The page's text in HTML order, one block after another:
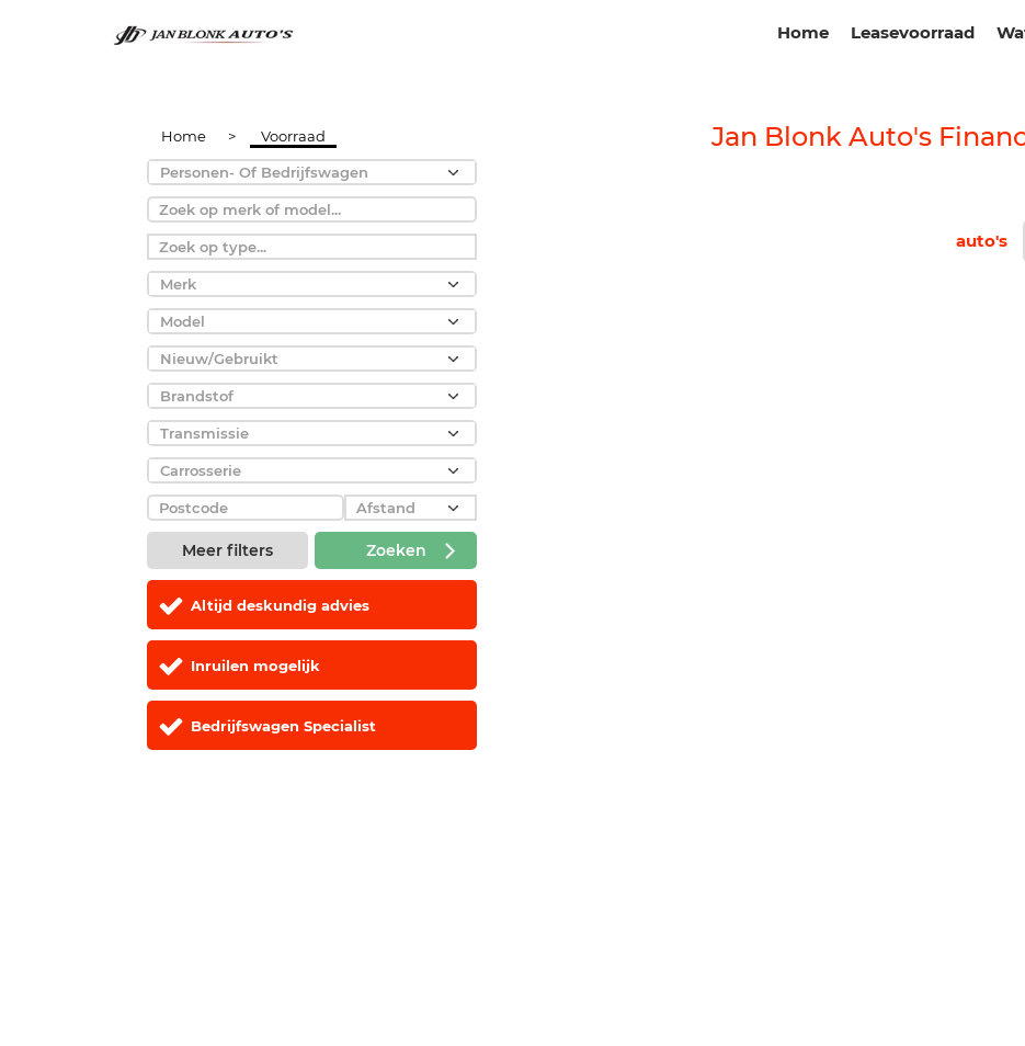
Home Leasevoorraad
Home > Voorraad
Personen- Of Bedrijfswagen
Merk
Model
Nieuw/Gebruikt
Brandstof
Transmissie
Carrosserie
Meer filters Zoeken
Altijd deskundig advies
Inruilen mogelijk
Bedrijfswagen Specialist
Jan Blonk Auto's
auto's